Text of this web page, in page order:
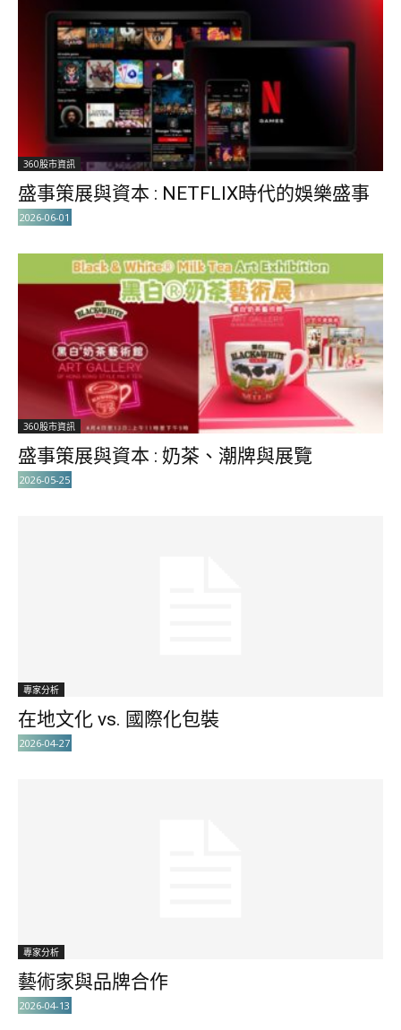
360股市資訊
盛事策展與資本 : NETFLIX時代的娛樂盛事
2026-06-01
360股市資訊
盛事策展與資本 : 奶茶、潮牌與展覽
2026-05-25
專家分析
在地文化 vs. 國際化包裝
2026-04-27
專家分析
藝術家與品牌合作
2026-04-13